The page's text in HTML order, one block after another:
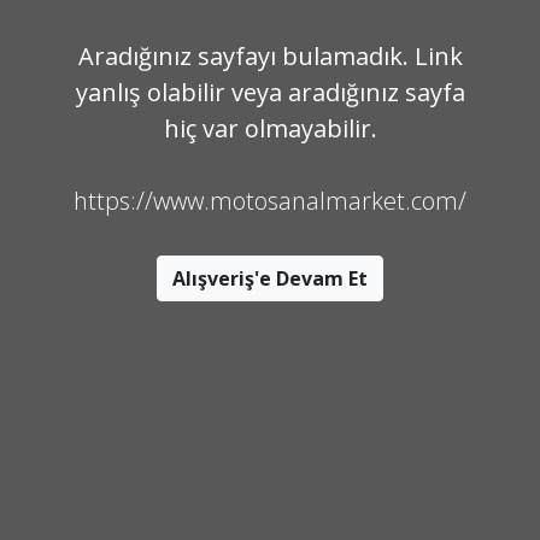
Aradığınız sayfayı bulamadık. Link
yanlış olabilir veya aradığınız sayfa
hiç var olmayabilir.
https://www.motosanalmarket.com/
Alışveriş'e Devam Et